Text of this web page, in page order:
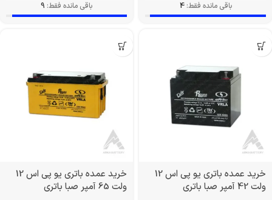
باقی مانده فقط: 4 باقی مانده فقط: 9
خرید عمده باتری یو پی اس 12
ولت 42 آمپر صبا باتری
خرید عمده باتری یو پی اس 12
ولت 65 آمپر صبا باتری